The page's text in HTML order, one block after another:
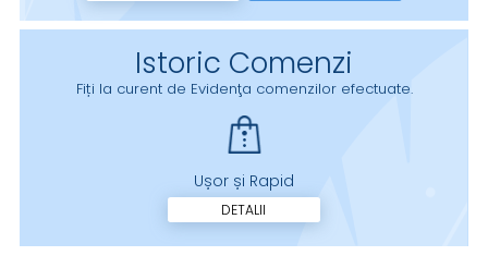
Istoric Comenzi
Fiți la curent de Evidenţa comenzilor efectuate.
Ușor și Rapid
DETALII